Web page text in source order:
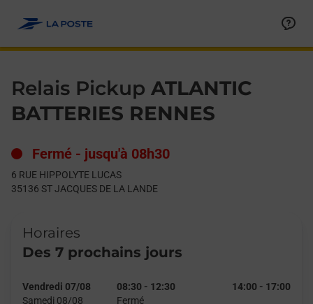
Relais Pickup ATLANTIC
BATTERIES RENNES
Fermé - jusqu'à 08h30
6 RUE HIPPOLYTE LUCAS
35136 ST JACQUES DE LA LANDE
Horaires
Des 7 prochains jours
Vendredi 07/08 08:30 - 12:30 14:00 - 17:00
Samedi 08/08
Fermé